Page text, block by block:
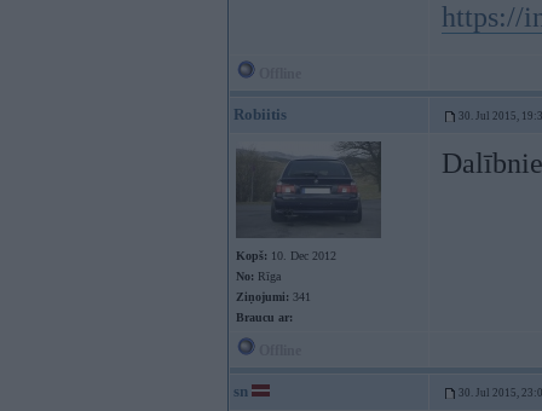
https://
Robiitis 30. Jul 2015,
Kopš: 10. Dec 2012
No: Rīga
Ziņojumi: 341
Braucu ar:
sn 30. Jul 2015,